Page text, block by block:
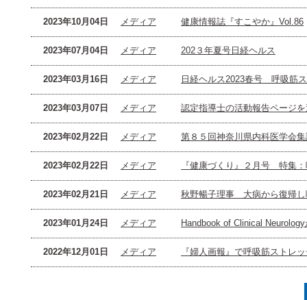
2023年10月04日 メディア 健康情報誌『すこやか』Vol.86
2023年07月04日 メディア 202３年夏号日経ヘルス
2023年03月16日 メディア 日経ヘルス2023春号 呼吸筋
2023年03月07日 メディア 認定指導士の活動報告ページ
2023年02月22日 メディア 第８５回神奈川県内科医学会
2023年02月22日 メディア 『健康づくり』２月号 特集
2023年02月21日 メディア 秋野暢子理事 大病から復帰し
2023年01月24日 メディア Handbook of Clinical
2022年12月01日 メディア 『婦人画報』で呼吸筋ストレ